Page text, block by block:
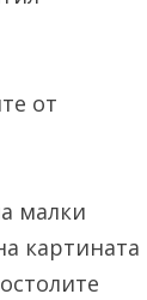
от
малки
картината